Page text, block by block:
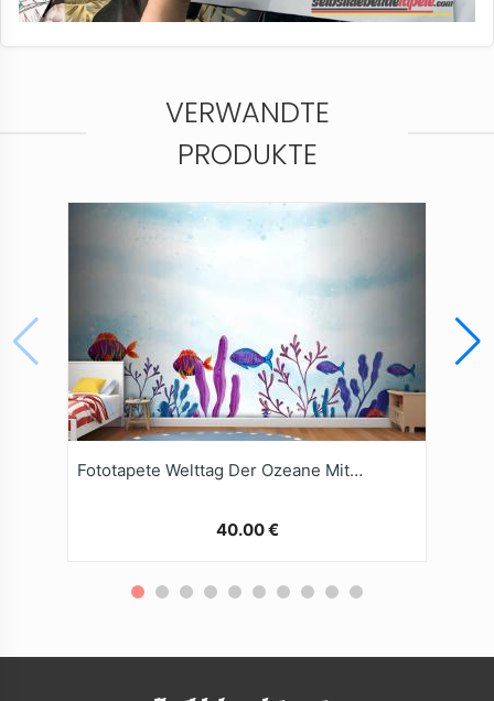
VERWANDTE
PRODUKTE
Fototapete Welttag Der Ozeane Mit AquarellHintergrund
40.00 €